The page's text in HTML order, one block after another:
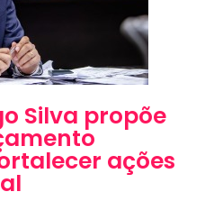
Silva propõe
ações